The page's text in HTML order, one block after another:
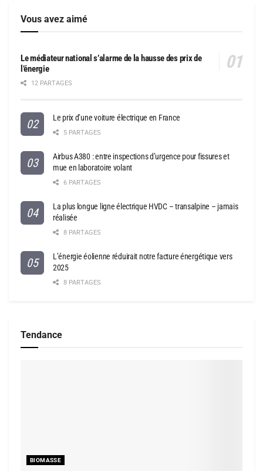
Vous avez aimé
Le médiateur national s’alarme de la hausse des prix de
l’énergie
12 PARTAGES
Le prix d’une voiture électrique en France
5 PARTAGES
Airbus A380 : entre inspections d’urgence pour fissures et
mue en laboratoire volant
6 PARTAGES
La plus longue ligne électrique HVDC – transalpine – jamais
réalisée
8 PARTAGES
L’énergie éolienne réduirait notre facture énergétique vers
2025
8 PARTAGES
Tendance
BIOMASSE